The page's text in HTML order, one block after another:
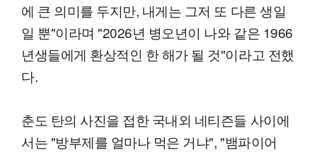
에 큰 의미를 두지만, 내게는 그저 또 다른 생일
일 뿐"이라며 "2026년 병오년이 나와 같은 1966
년생들에게 환상적인 한 해가 될 것"이라고 전했
다.
춘도 탄의 사진을 접한 국내외 네티즌들 사이에
서는 "방부제를 얼마나 먹은 거냐", "뱀파이어